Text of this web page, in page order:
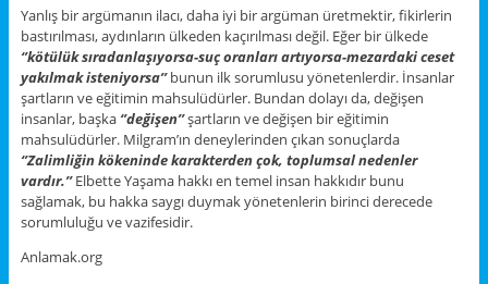
Yanlış bir argümanın ilacı, daha iyi bir argüman üretmektir, fikirlerin
bastırılması, aydınların ülkeden kaçırılması değil. Eğer bir ülkede
‘’kötülük sıradanlaşıyorsa-suç oranları artıyorsa-mezardaki ceset
yakılmak isteniyorsa’’bunun ilk sorumlusu yönetenlerdir. İnsanlar
şartların ve eğitimin mahsulüdürler. Bundan dolayı da, değişen
insanlar, başka ‘’değişen’’şartların ve değişen bir eğitimin
mahsulüdürler. Milgram’ın deneylerinden çıkan sonuçlarda
‘’Zalimliğin kökeninde karakterden çok, toplumsal nedenler
vardır.’’Elbette Yaşama hakkı en temel insan hakkıdır bunu
sağlamak, bu hakka saygı duymak yönetenlerin birinci derecede
sorumluluğu ve vazifesidir.
Anlamak.org